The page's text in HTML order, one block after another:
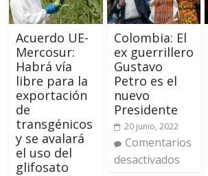
Acuerdo UE-
Mercosur:
Habrá vía
libre para la
exportación
de
transgénicos
y se avalará
el uso del
glifosato
Colombia: El
ex guerrillero
Gustavo
Petro es el
nuevo
Presidente
20 junio, 2022
Comentarios
desactivados